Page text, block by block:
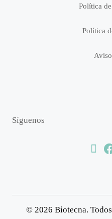
Política
Política
Síguenos
© 2026 Biotecna.